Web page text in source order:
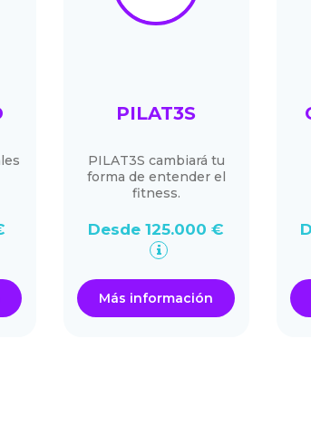
PILAT3S
PILAT3S cambiará tu
forma de entender el
fitness.
Desde 125.000 €
Más información